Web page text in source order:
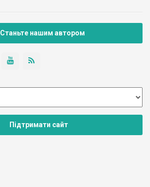
Станьте нашим автором
Підтримати сайт